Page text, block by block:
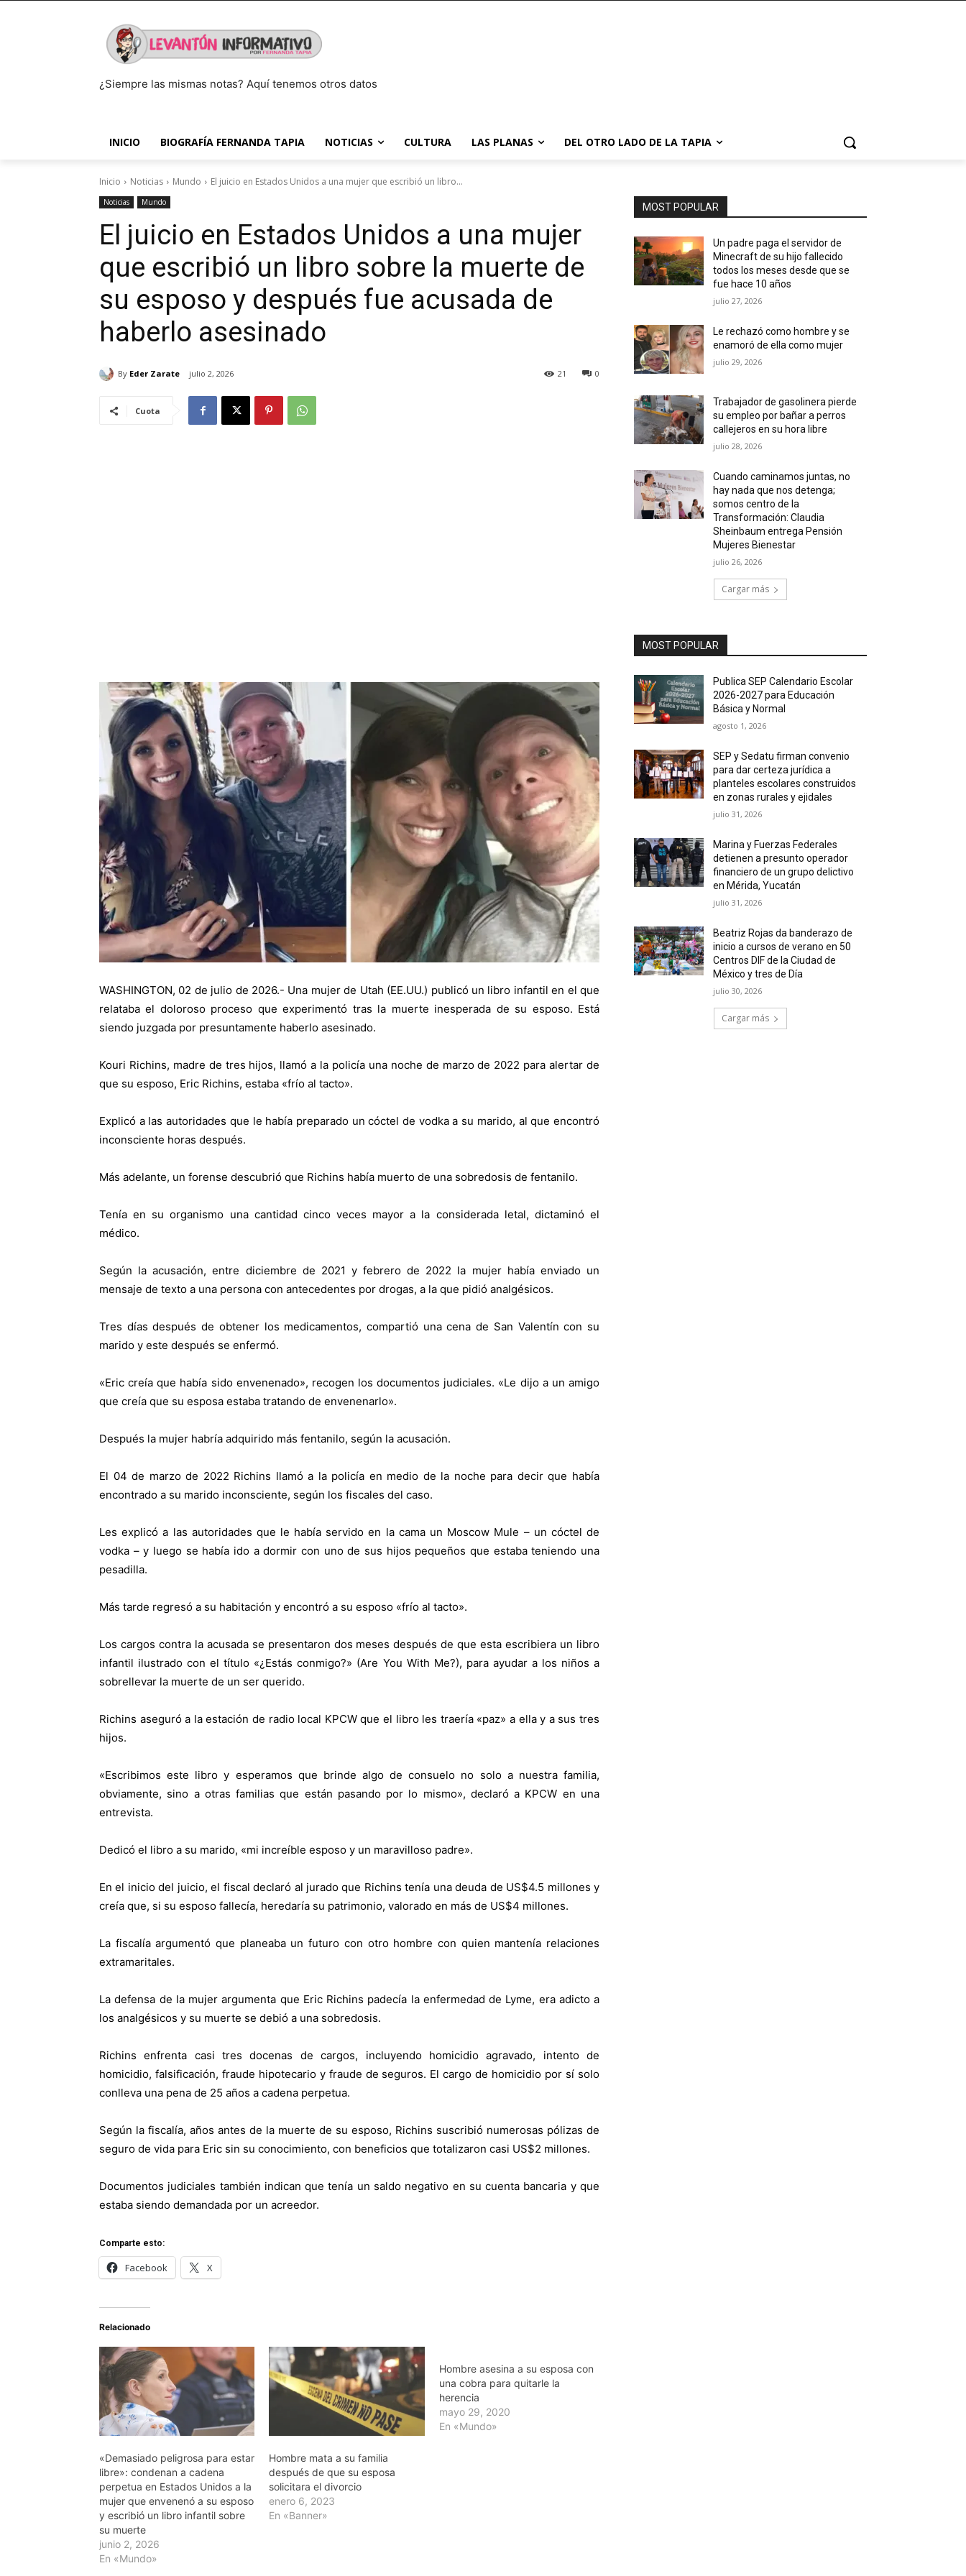
¿Siempre las mismas notas? Aquí tenemos otros datos
INICIO BIOGRAFÍA FERNANDA TAPIA NOTICIAS CULTURA LAS PLANAS DEL OTRO LADO DE LA TAPIA
Inicio Noticias Mundo El juicio en Estados Unidos a una mujer que escribió un libro...
Noticias Mundo
El juicio en Estados Unidos a una mujer
que escribió un libro sobre la muerte de
su esposo y después fue acusada de
haberlo asesinado
By Eder Zarate julio 2, 2026 0
21
Cuota
WASHINGTON, 02 de julio de 2026.- Una mujer de Utah (EE.UU.) publicó un libro infantil en el que
relataba el doloroso proceso que experimentó tras la muerte inesperada de su esposo. Está
siendo juzgada por presuntamente haberlo asesinado.
Kouri Richins, madre de tres hijos, llamó a la policía una noche de marzo de 2022 para alertar de
que su esposo, Eric Richins, estaba «frío al tacto».
Explicó a las autoridades que le había preparado un cóctel de vodka a su marido, al que encontró
inconsciente horas después.
Más adelante, un forense descubrió que Richins había muerto de una sobredosis de fentanilo.
Tenía en su organismo una cantidad cinco veces mayor a la considerada letal, dictaminó el
médico.
Según la acusación, entre diciembre de 2021 y febrero de 2022 la mujer había enviado un
mensaje de texto a una persona con antecedentes por drogas, a la que pidió analgésicos.
Tres días después de obtener los medicamentos, compartió una cena de San Valentín con su
marido y este después se enfermó.
«Eric creía que había sido envenenado», recogen los documentos judiciales. «Le dijo a un amigo
que creía que su esposa estaba tratando de envenenarlo».
Después la mujer habría adquirido más fentanilo, según la acusación.
El 04 de marzo de 2022 Richins llamó a la policía en medio de la noche para decir que había
encontrado a su marido inconsciente, según los fiscales del caso.
Les explicó a las autoridades que le había servido en la cama un Moscow Mule – un cóctel de
vodka – y luego se había ido a dormir con uno de sus hijos pequeños que estaba teniendo una
pesadilla.
Más tarde regresó a su habitación y encontró a su esposo «frío al tacto».
Los cargos contra la acusada se presentaron dos meses después de que esta escribiera un libro
infantil ilustrado con el título «¿Estás conmigo?» (Are You With Me?), para ayudar a los niños a
sobrellevar la muerte de un ser querido.
Richins aseguró a la estación de radio local KPCW que el libro les traería «paz» a ella y a sus tres
hijos.
«Escribimos este libro y esperamos que brinde algo de consuelo no solo a nuestra familia,
obviamente, sino a otras familias que están pasando por lo mismo», declaró a KPCW en una
entrevista.
Dedicó el libro a su marido, «mi increíble esposo y un maravilloso padre».
En el inicio del juicio, el fiscal declaró al jurado que Richins tenía una deuda de US$4.5 millones y
creía que, si su esposo fallecía, heredaría su patrimonio, valorado en más de US$4 millones.
La fiscalía argumentó que planeaba un futuro con otro hombre con quien mantenía relaciones
extramaritales.
La defensa de la mujer argumenta que Eric Richins padecía la enfermedad de Lyme, era adicto a
los analgésicos y su muerte se debió a una sobredosis.
Richins enfrenta casi tres docenas de cargos, incluyendo homicidio agravado, intento de
homicidio, falsificación, fraude hipotecario y fraude de seguros. El cargo de homicidio por sí solo
conlleva una pena de 25 años a cadena perpetua.
Según la fiscalía, años antes de la muerte de su esposo, Richins suscribió numerosas pólizas de
seguro de vida para Eric sin su conocimiento, con beneficios que totalizaron casi US$2 millones.
Documentos judiciales también indican que tenía un saldo negativo en su cuenta bancaria y que
estaba siendo demandada por un acreedor.
Comparte esto:
Facebook X
Relacionado
«Demasiado peligrosa para estar
libre»: condenan a cadena
perpetua en Estados Unidos a la
mujer que envenenó a su esposo
y escribió un libro infantil sobre
su muerte
junio 2, 2026
En «Mundo»
Hombre mata a su familia
después de que su esposa
solicitara el divorcio
enero 6, 2023
En «Banner»
Hombre asesina a su esposa con
una cobra para quitarle la
herencia
mayo 29, 2020
En «Mundo»
MOST POPULAR
Un padre paga el servidor de
Minecraft de su hijo fallecido
todos los meses desde que se
fue hace 10 años
julio 27, 2026
Le rechazó como hombre y se
enamoró de ella como mujer
julio 29, 2026
Trabajador de gasolinera pierde
su empleo por bañar a perros
callejeros en su hora libre
julio 28, 2026
Cuando caminamos juntas, no
hay nada que nos detenga;
somos centro de la
Transformación: Claudia
Sheinbaum entrega Pensión
Mujeres Bienestar
julio 26, 2026
Cargar más
MOST POPULAR
Publica SEP Calendario Escolar
2026-2027 para Educación
Básica y Normal
agosto 1, 2026
SEP y Sedatu firman convenio
para dar certeza jurídica a
planteles escolares construidos
en zonas rurales y ejidales
julio 31, 2026
Marina y Fuerzas Federales
detienen a presunto operador
financiero de un grupo delictivo
en Mérida, Yucatán
julio 31, 2026
Beatriz Rojas da banderazo de
inicio a cursos de verano en 50
Centros DIF de la Ciudad de
México y tres de Día
julio 30, 2026
Cargar más